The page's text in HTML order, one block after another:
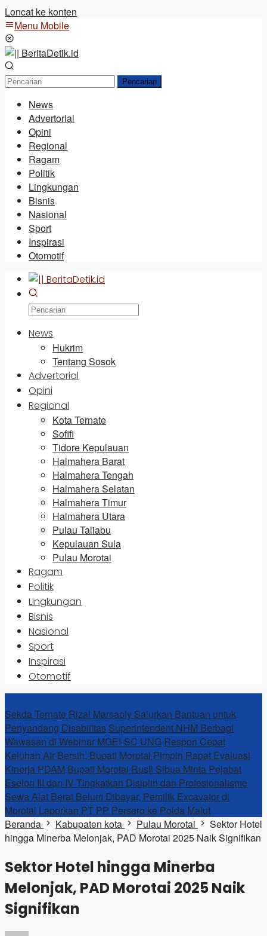
Loncat ke konten
Menu Mobile
Pencarian
News
Advertorial
Opini
Regional
Ragam
Politik
Lingkungan
Bisnis
Nasional
Sport
Inspirasi
Otomotif
News
Hukrim
Tentang Sosok
Advertorial
Opini
Regional
Kota Ternate
Sofifi
Tidore Kepulauan
Halmahera Barat
Halmahera Tengah
Halmahera Selatan
Halmahera Timur
Halmahera Utara
Pulau Taliabu
Kepulauan Sula
Pulau Morotai
Ragam
Politik
Lingkungan
Bisnis
Nasional
Sport
Inspirasi
Otomotif
Sekda Ternate Rizal Marsaoly Salurkan Bantuan untuk
Penyandang Disabilitas Superintendent NHM Berbagi
Wawasan di Webinar MGEI-SC UNG Respon Cepat
Keluhan Air Bersih, Bupati Morotai Pimpin Rapat Evaluasi
Kinerja PDAM Bupati Morotai Rusli Sibua Minta Pejabat
Eselon III dan IV Tingkatkan Disiplin dan Profesionalisme
Sewa Alat Berat Belum Dibayar, Pemilik Excavator di
Morotai Laporkan PT PP Persero ke Polda Malut
Beranda
Kabupaten kota Pulau Morotai
Sektor Hotel
hingga Minerba Melonjak, PAD Morotai 2025 Naik Signifikan
Sektor Hotel hingga Minerba
Melonjak, PAD Morotai 2025 Naik
Signifikan